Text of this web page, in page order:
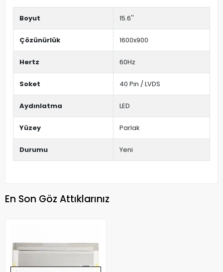
Boyut 15.6''
Çözünürlük 1600x900
Hertz 60Hz
Soket 40 Pin / LVDS
Aydınlatma LED
Yüzey Parlak
Durumu Yeni
En Son Göz Attıklarınız